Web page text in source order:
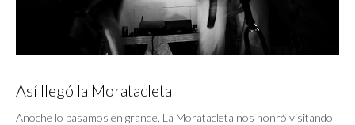
Así llegó la Moratacleta
Anoche lo pasamos en grande. La Moratacleta nos honró visitando